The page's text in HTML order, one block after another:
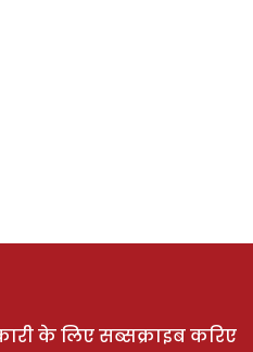
के लिए सब्सक्राइब करिए